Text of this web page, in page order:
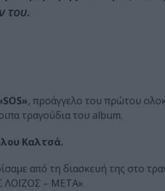
του.
, προάγγελο του πρώτου
τραγούδια του album.
Καλτσά.
από τη διασκευή της στο
ΛΟΪΖΟΣ – ΜΕΤΑ».